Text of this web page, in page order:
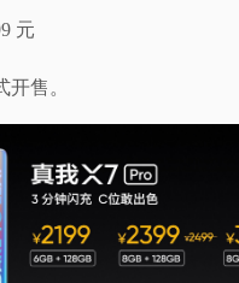
元
开售。